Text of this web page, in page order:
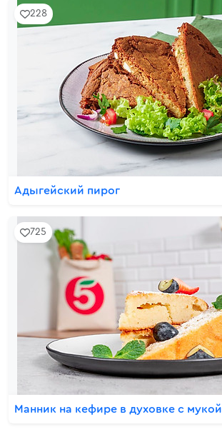
228
Адыгейский пирог
725
Манник на кефире в духовке с мукой